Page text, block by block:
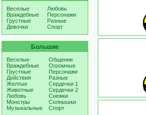
Веселые
Враждебные
Грустные
Девочки
Любовь
Персонажи
Разные
Спорт
Большие
Веселые
Враждебные
Грустные
Действия
Желтые
Животные
Любовь
Монстры
Музыкальные
Общение
Огромные
Персонажи
Разные
Сердечки 1
Сердечки 2
Снежки
Солнышки
Спорт